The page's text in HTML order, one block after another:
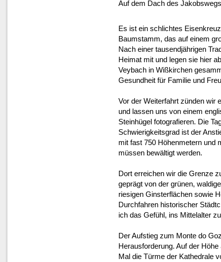
Auf dem Dach des
Es ist ein schlichtes
Baumstamm, das auf einem
Nach einer tausendjährigen
Heimat mit und legen sie hier
Veybach in Wißkirchen
Gesundheit für Familie und
Vor der Weiterfahrt zünden wir
und lassen uns von einem
Steinhügel fotografieren. Die
Schwierigkeitsgrad ist der
mit fast 750 Höhenmetern und
müssen bewältigt werden.
Dort erreichen wir die Grenze
geprägt von der grünen,
riesigen Ginsterflächen sowie
Durchfahren historischer
ich das Gefühl, ins Mittelalter
Der Aufstieg zum Monte do
Herausforderung. Auf der
Mal die Türme der Kathedrale